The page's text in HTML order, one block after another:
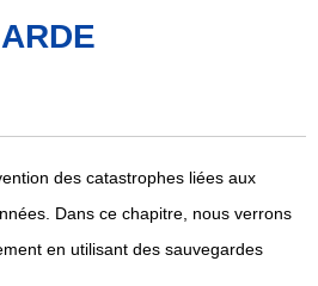
des catastrophes liées aux
Dans ce chapitre, nous verrons
en utilisant des sauvegardes